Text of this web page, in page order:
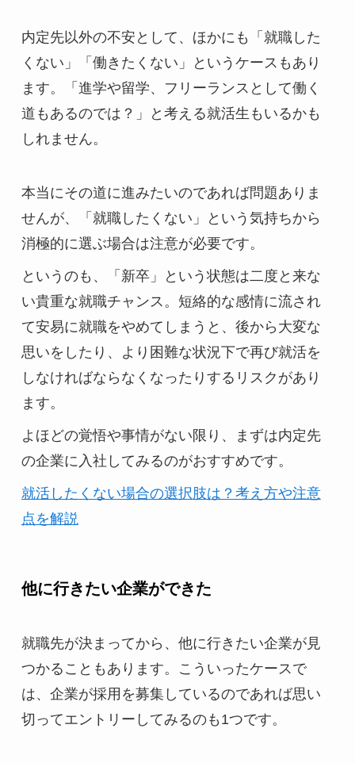
内定先以外の不安として、ほかにも「就職した
くない」「働きたくない」というケースもあり
ます。「進学や留学、フリーランスとして働く
道もあるのでは？」と考える就活生もいるかも
しれません。
本当にその道に進みたいのであれば問題ありま
せんが、「就職したくない」という気持ちから
消極的に選ぶ場合は注意が必要です。
というのも、「新卒」という状態は二度と来な
い貴重な就職チャンス。短絡的な感情に流され
て安易に就職をやめてしまうと、後から大変な
思いをしたり、より困難な状況下で再び就活を
しなければならなくなったりするリスクがあり
ます。
よほどの覚悟や事情がない限り、まずは内定先
の企業に入社してみるのがおすすめです。
就活したくない場合の選択肢は？考え方や注意
点を解説
他に行きたい企業ができた
就職先が決まってから、他に行きたい企業が見
つかることもあります。こういったケースで
は、企業が採用を募集しているのであれば思い
切ってエントリーしてみるのも1つです。